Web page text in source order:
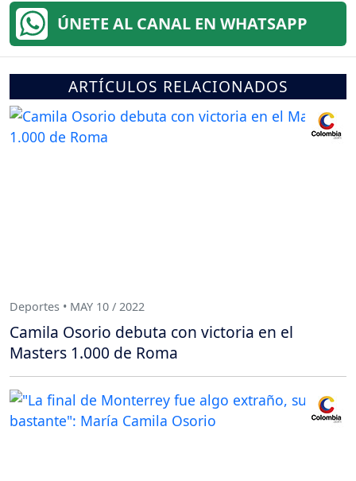
ÚNETE AL CANAL EN WHATSAPP
ARTÍCULOS RELACIONADOS
Deportes • MAY 10 / 2022
Camila Osorio debuta con victoria en el
Masters 1.000 de Roma